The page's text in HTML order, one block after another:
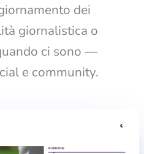
dei
giornalistica o
ci sono —
e community.